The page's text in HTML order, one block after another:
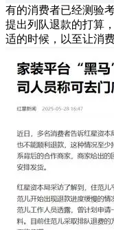
有的消费者已经测验
提出列队退款的打算
适的时候，以至让消